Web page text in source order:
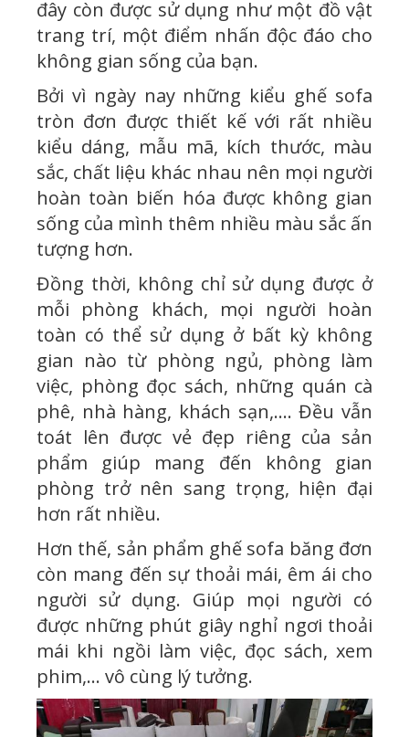
đây còn được sử dụng như một đồ vật
trang trí, một điểm nhấn độc đáo cho
không gian sống của bạn.
Bởi vì ngày nay những kiểu ghế sofa
tròn đơn được thiết kế với rất nhiều
kiểu dáng, mẫu mã, kích thước, màu
sắc, chất liệu khác nhau nên mọi người
hoàn toàn biến hóa được không gian
sống của mình thêm nhiều màu sắc ấn
tượng hơn.
Đồng thời, không chỉ sử dụng được ở
mỗi phòng khách, mọi người hoàn
toàn có thể sử dụng ở bất kỳ không
gian nào từ phòng ngủ, phòng làm
việc, phòng đọc sách, những quán cà
phê, nhà hàng, khách sạn,…. Đều vẫn
toát lên được vẻ đẹp riêng của sản
phẩm giúp mang đến không gian
phòng trở nên sang trọng, hiện đại
hơn rất nhiều.
Hơn thế, sản phẩm ghế sofa băng đơn
còn mang đến sự thoải mái, êm ái cho
người sử dụng. Giúp mọi người có
được những phút giây nghỉ ngơi thoải
mái khi ngồi làm việc, đọc sách, xem
phim,... vô cùng lý tưởng.